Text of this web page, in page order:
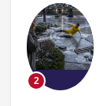
3